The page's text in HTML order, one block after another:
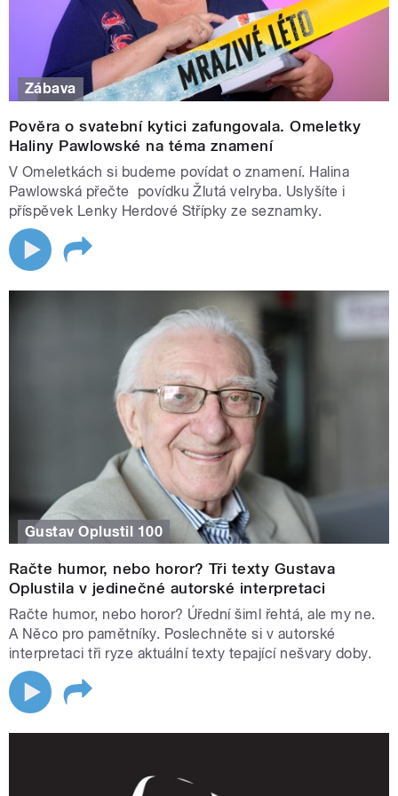
Každý všední den ve vysílání uslyšíte několik indicií, které
vás k ní můžou navést
Svůj tip napište do webového formuláře na
stránce
dvojka.rozhlas.cz
Každý pátek po 13:00 losujeme jednoho výherce
Kompletní pravidla najdete zde ❯❯
Zábava
Pověra o svatební kytici zafungovala. Omeletky
Haliny Pawlowské na téma znamení
V Omeletkách si budeme povídat o znamení. Halina
Pawlowská přečte povídku Žlutá velryba. Uslyšíte i
příspěvek Lenky Herdové Střípky ze seznamky.
Gustav Oplustil 100
Račte humor, nebo horor? Tři texty Gustava
Oplustila v jedinečné autorské interpretaci
Račte humor, nebo horor? Úřední šiml řehtá, ale my ne.
A Něco pro pamětníky. Poslechněte si v autorské
interpretaci tři ryze aktuální texty tepající nešvary doby.